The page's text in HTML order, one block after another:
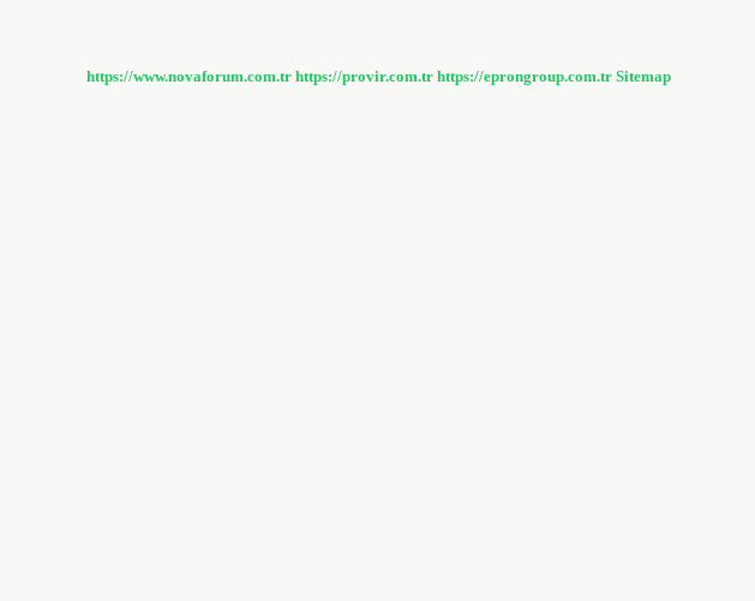
https://www.novaforum.com.tr https://provir.com.tr https://eprongroup.com.tr Sitemap